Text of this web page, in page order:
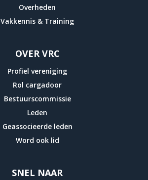
Overheden
Vakkennis & Training
OVER VRC
Profiel vereniging
Rol cargadoor
Bestuurscommissie
Leden
Geassocieerde leden
Word ook lid
SNEL NAAR